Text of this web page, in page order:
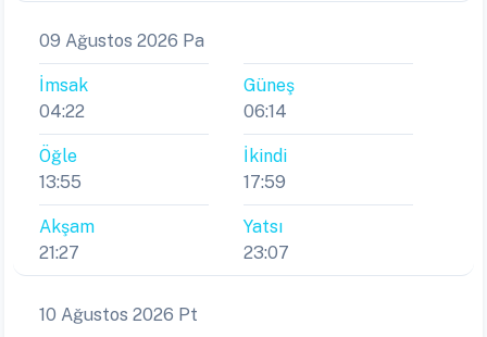
09 Ağustos 2026 Pa
İmsak
04:22
Güneş
06:14
Öğle
13:55
İkindi
17:59
Akşam
21:27
Yatsı
23:07
10 Ağustos 2026 Pt